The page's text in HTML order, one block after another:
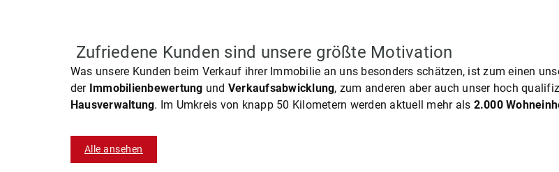
Zufriedene Kunden sind unsere größte Motivation
Was unsere Kunden beim Verkauf ihrer Immobilie an uns besonders schätzen, ist zum einen
der Immobilienbewertung und Verkaufsabwicklung, zum anderen aber auch unser hoch
Hausverwaltung. Im Umkreis von knapp 50 Kilometern werden aktuell mehr als 2.000
Alle ansehen